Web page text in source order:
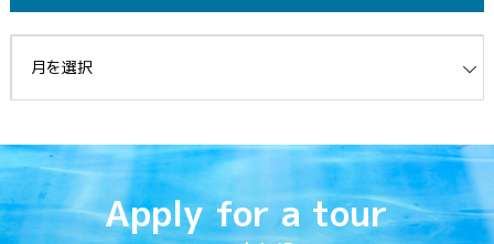
Apply for a tour